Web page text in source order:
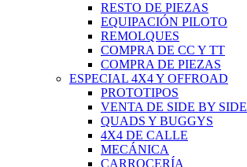
RESTO DE PIEZAS
EQUIPACIÓN PILOTO
REMOLQUES
COMPRA DE CC Y TT
COMPRA DE PIEZAS
ESPECIAL 4X4 Y OFFROAD
PROTOTIPOS
VENTA DE SIDE BY SIDE
QUADS Y BUGGYS
4X4 DE CALLE
MECÁNICA
CARROCERÍA